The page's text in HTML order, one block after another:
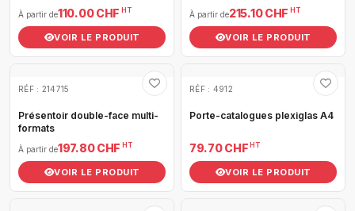
À partir de110.00 CHF HT
VOIR LE PRODUIT
À partir de215.10 CHF HT
VOIR LE PRODUIT
RÉF : 214715
Présentoir double-face multi-
formats
À partir de197.80 CHF HT
VOIR LE PRODUIT
RÉF : 4912
Porte-catalogues plexiglas A4
79.70 CHF HT
VOIR LE PRODUIT